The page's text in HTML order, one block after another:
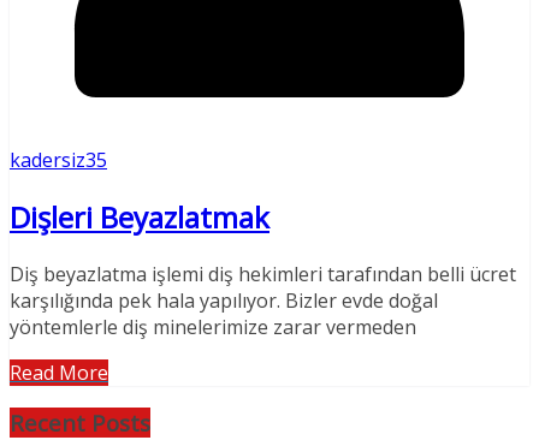
kadersiz35
Dişleri Beyazlatmak
Diş beyazlatma işlemi diş hekimleri tarafından belli ücret
karşılığında pek hala yapılıyor. Bizler evde doğal
yöntemlerle diş minelerimize zarar vermeden
Read More
Recent Posts